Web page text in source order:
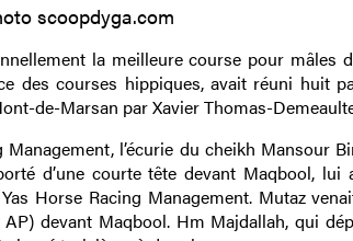
scoopdyga.com
la meilleure course pour mâles
des courses hippiques, avait réuni huit
de-Marsan par Xavier Thomas-
l’écurie du cheikh Mansour
d’une courte tête devant Maqbool, lui
Horse Racing Management. Mutaz
devant Maqbool. Hm Majdallah, qui